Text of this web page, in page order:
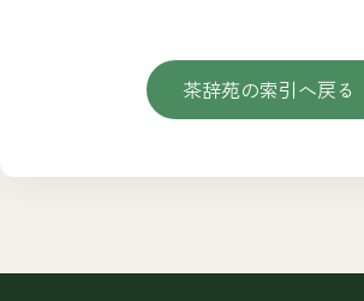
茶辞苑の索引へ戻る